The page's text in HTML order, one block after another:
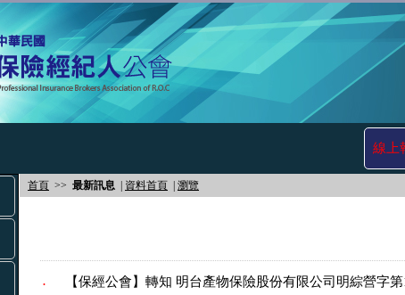
線上
首頁 >> 最新訊息 資料首頁 瀏覽
. 【保經公會】轉知 明台產物保險股份有限公司明綜營字